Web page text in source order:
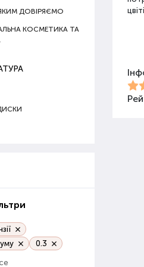
ДОВІРЯЄМО
КОСМЕТИКА ТА
0.3
Для